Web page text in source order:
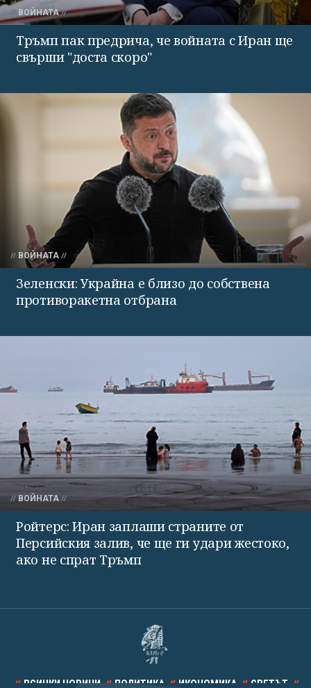
ВОЙНАТА
Тръмп пак предрича, че войната с Иран ще
свърши "доста скоро"
ВОЙНАТА
Зеленски: Украйна е близо до собствена
противоракетна отбрана
ВОЙНАТА
Ройтерс: Иран заплаши страните от
Персийския залив, че ще ги удари жестоко,
ако не спрат Тръмп
ВСИЧКИ НОВИНИ ПОЛИТИКА ИКОНОМИКА СВЕТЪТ